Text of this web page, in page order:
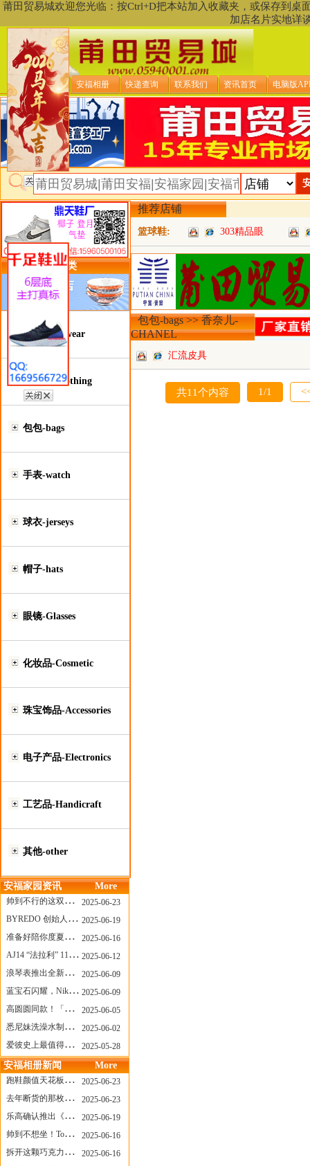
莆田贸易城欢迎您光临：按Ctrl+D把本站加入收藏夹，或保存到
加店名片实地详
贸易城首页 安福相册 快递查询 联系我们 资讯首页 电脑版
类目详细分类
鞋类-Footwear
服装类-Clothing
包包-bags
手表-watch
球衣-jerseys
帽子-hats
眼镜-Glasses
化妆品-Cosmetic
珠宝饰品-Accessories
电子产品-Electronics
工艺品-Handicraft
其他-other
安福家园资讯 More
帅到不行的这双跑鞋，其实藏着Nike第一位签约跑者的故事
2025-06-23
BYREDO 创始人离任，也带走了那份灵魂感
2025-06-19
准备好陪你度夏，nanamica x Suicoke 新联名来了
2025-06-16
AJ14 “法拉利” 11年后回归，红色超跑气场全开
2025-06-12
浪琴表推出全新先行者系列祖鲁时间1925腕表
2025-06-09
蓝宝石闪耀，Nike Air Max DN8 华丽变身
2025-06-09
高圆圆同款！「赤足New Balance」新联名曝光，铺货了
2025-06-05
悉尼妹洗澡水制成肥皂开启售卖！男粉：这肥皂能吃吗？
2025-06-02
爱彼史上最值得看的大展！揭秘150年传奇制表背后
2025-05-28
安福相册新闻 More
跑鞋颜值天花板？日常也能帅一脸
2025-06-23
去年断货的那枚表， CASIO指环表又要发售了
2025-06-23
乐高确认推出《哥斯拉》积木，这设计也太酷了！
2025-06-19
帅到不想坐！Tom Sachs x Helinox 这把露营椅太炸了
2025-06-16
拆开这颗巧克力，居然是皮卡丘？
2025-06-16
推荐店铺
篮球鞋: 303精品眼
包包-bags >> 香奈儿-
CHANEL
汇流皮具
共11个内容 1/1